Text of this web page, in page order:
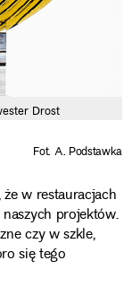
Drost
Fot. A. Podstawka
w restauracjach
projektów.
czy w szkle,
się tego